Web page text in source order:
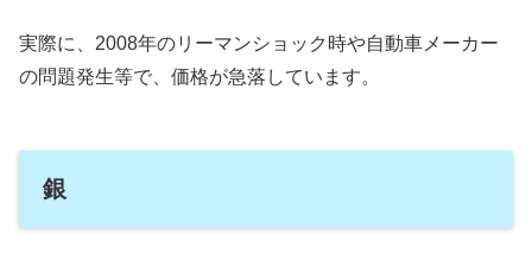
実際に、2008年のリーマンショック時や自動車メーカー
の問題発生等で、価格が急落しています。
銀